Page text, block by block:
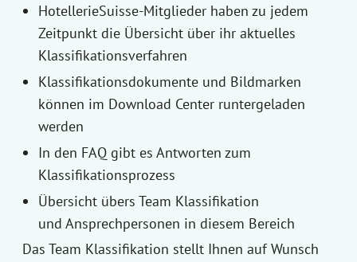
HotellerieSuisse-Mitglieder haben zu jedem
Zeitpunkt die Übersicht über ihr aktuelles
Klassifikationsverfahren
Klassifikationsdokumente und Bildmarken
können im Download Center runtergeladen
werden
In den FAQ gibt es Antworten zum
Klassifikationsprozess
Übersicht übers Team Klassifikation
und Ansprechpersonen in diesem Bereich
Das Team Klassifikation stellt Ihnen auf Wunsch